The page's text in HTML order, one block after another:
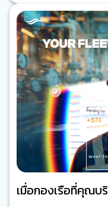
ทำงานของมัน ระบบสื่อ
มีเพียงโทรศัพท์ดาวเทีย
เปลี่ยนไปแล้ว เรือหนึ่งล
เชื่อมโยงถึงกัน ระบบบริ
บำรุง (ERP) ระบบ AI
เมื่อกองเรือที่คุณบ